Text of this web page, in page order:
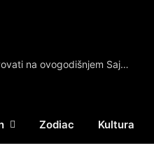
Neki od najvećih izdavača neće učestvovati na ovogodišnjem Sajmu knjiga u Beogradu
Zodiac Kultura